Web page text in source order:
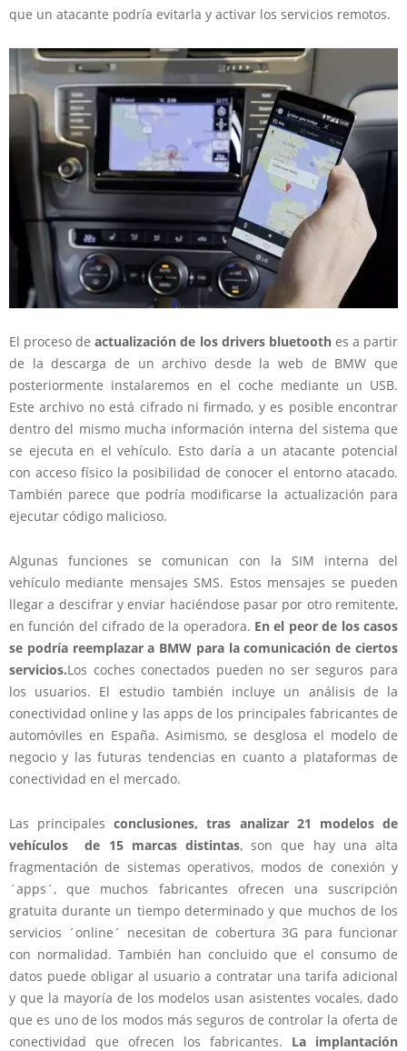
que un atacante podría evitarla y activar los servicios remotos.
El proceso deactualización de los drivers bluetoothes a partir
de la descarga de un archivo desde la web de BMW que
posteriormente instalaremos en el coche mediante un USB.
Este archivo no está cifrado ni firmado, y es posible encontrar
dentro del mismo mucha información interna del sistema que
se ejecuta en el vehículo. Esto daría a un atacante potencial
con acceso físico la posibilidad de conocer el entorno atacado.
También parece que podría modificarse la actualización para
ejecutar código malicioso.
Algunas funciones se comunican con la SIM interna del
vehículo mediante mensajes SMS. Estos mensajes se pueden
llegar a descifrar y enviar haciéndose pasar por otro remitente,
en función del cifrado de la operadora. En el peor de los casos
se podría reemplazar a BMW para la comunicación de ciertos
servicios.Los coches conectados pueden no ser seguros para
los usuarios. El estudio también incluye un análisis de la
conectividad online y las apps de los principales fabricantes de
automóviles en España. Asimismo, se desglosa el modelo de
negocio y las futuras tendencias en cuanto a plataformas de
conectividad en el mercado.
Las principalesconclusiones, tras analizar 21 modelos de
vehículos de 15 marcas distintas, son que hay una alta
fragmentación de sistemas operativos, modos de conexión y
´apps´, que muchos fabricantes ofrecen una suscripción
gratuita durante un tiempo determinado y que muchos de los
servicios ´online´ necesitan de cobertura 3G para funcionar
con normalidad. También han concluido que el consumo de
datos puede obligar al usuario a contratar una tarifa adicional
y que la mayoría de los modelos usan asistentes vocales, dado
que es uno de los modos más seguros de controlar la oferta de
conectividad que ofrecen los fabricantes. La implantación